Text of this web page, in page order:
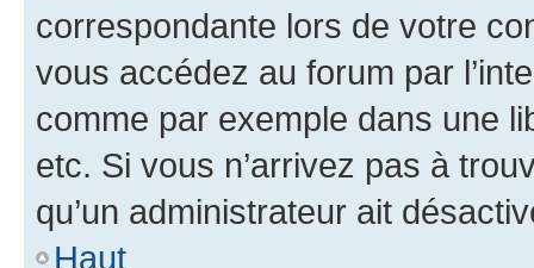
correspondante lors de votre
vous accédez au forum par
comme par exemple dans une
etc. Si vous n’arrivez pas à
qu’un administrateur ait
Haut